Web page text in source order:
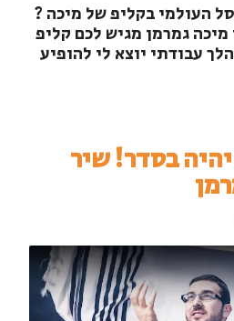
העולמי בקליפ של מיכה ?
מיכה גמרמן מגיש לכם קליפ
עבודתי יוצא לי להופיע
בסדר! שיר